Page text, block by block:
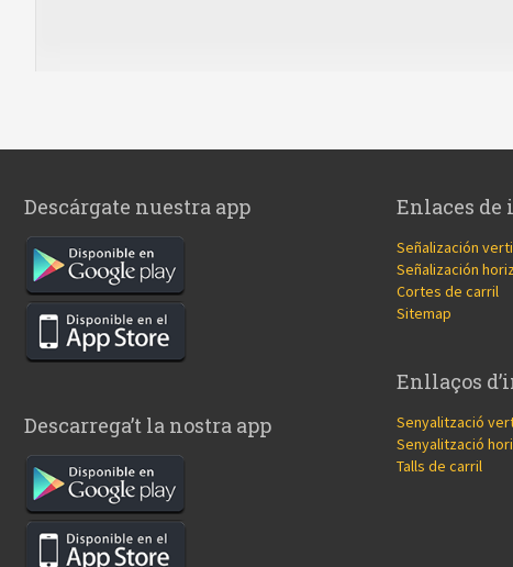
Descárgate nuestra app
Descarrega’t la nostra app
Enlaces de
Señalización
Señalización
Cortes de carril
Sitemap
Enllaços
Senyalització
Senyalització
Talls de carril